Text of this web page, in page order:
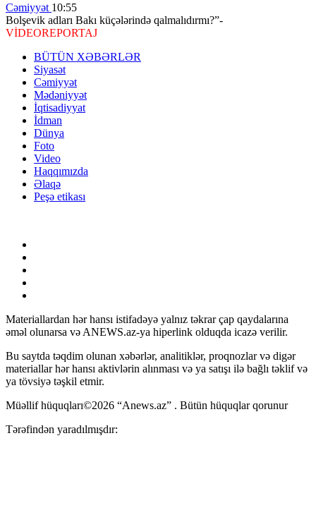
Cəmiyyət 10:55
Bolşevik adları Bakı küçələrində qalmalıdırmı?”-
VİDEOREPORTAJ
BÜTÜN XƏBƏRLƏR
Siyasət
Cəmiyyət
Mədəniyyət
İqtisadiyyat
İdman
Dünya
Foto
Video
Haqqımızda
Əlaqə
Peşə etikası
Materiallardan hər hansı istifadəyə yalnız təkrar çap qaydalarına
əməl olunarsa və ANEWS.az-ya hiperlink olduqda icazə verilir.
Bu saytda təqdim olunan xəbərlər, analitiklər, proqnozlar və digər
materiallar hər hansı aktivlərin alınması və ya satışı ilə bağlı təklif və
ya tövsiyə təşkil etmir.
Müəllif hüquqları©2026 “Anews.az” . Bütün hüquqlar qorunur
Tərəfindən yaradılmışdır: